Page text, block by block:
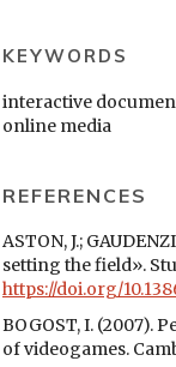
KEYWORDS
interactive
online media
REFERENCES
ASTON, J.;
setting the field».
https://doi.org/
BOGOST, I. (2007).
of videogames.